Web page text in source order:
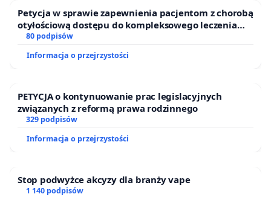
Petycja w sprawie zapewnienia pacjentom z chorobą
otyłościową dostępu do kompleksowego leczenia
oraz programów profilaktycznych.
80 podpisów
Informacja o przejrzystości
PETYCJA o kontynuowanie prac legislacyjnych
związanych z reformą prawa rodzinnego
329 podpisów
Informacja o przejrzystości
Stop podwyżce akcyzy dla branży vape
1 140 podpisów